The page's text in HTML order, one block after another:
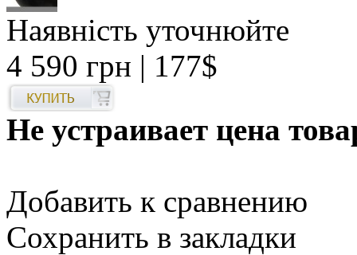
Наявність уточнюйте
4 590 грн | 177$
Не устраивает цена
Добавить к сравнению
Сохранить в закладки